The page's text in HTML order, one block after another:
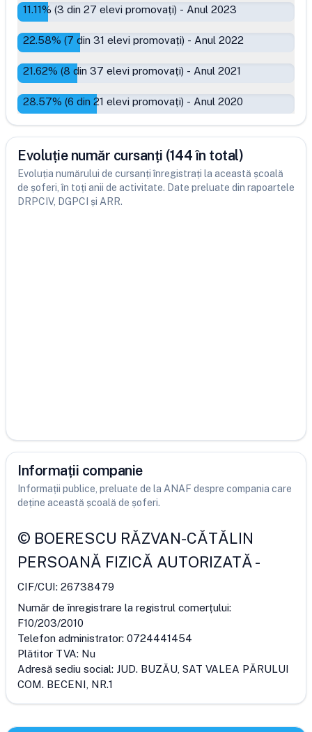
11.11% (3 din 27 elevi promovați) - Anul 2023
22.58% (7 din 31 elevi promovați) - Anul 2022
21.62% (8 din 37 elevi promovați) - Anul 2021
28.57% (6 din 21 elevi promovați) - Anul 2020
Evoluție număr cursanți (144 în total)
Evoluția numărului de cursanți înregistrați la această școală
de șoferi, în toți anii de activitate. Date preluate din rapoartele
DRPCIV, DGPCI și ARR.
Informații companie
Informații publice, preluate de la ANAF despre compania care
deține această școală de șoferi.
© BOERESCU RĂZVAN-CĂTĂLIN
PERSOANĂ FIZICĂ AUTORIZATĂ-
CIF/CUI: 26738479
Număr de înregistrare la registrul comerțului:
F10/203/2010
Telefon administrator: 0724441454
Plătitor TVA: Nu
Adresă sediu social: JUD. BUZĂU, SAT VALEA PĂRULUI
COM. BECENI, NR.1